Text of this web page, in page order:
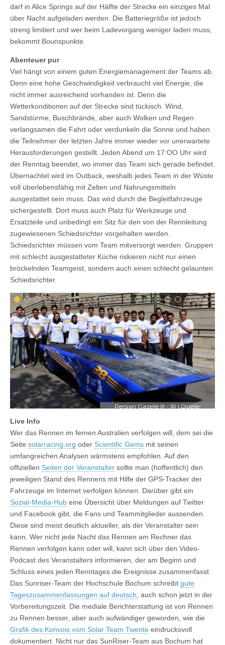
darf in Alice Springs auf der Hälfte der Strecke ein einziges Mal
über Nacht aufgeladen werden. Die Batteriegröße ist jedoch
streng limitiert und wer beim Ladevorgang weniger laden muss,
bekommt Bounspunkte.
Abenteuer pur
Viel hängt von einem guten Energiemanagement der Teams ab.
Denn eine hohe Geschwindigkeit verbraucht viel Energie, die
nicht immer ausreichend vorhanden ist. Denn die
Wetterkonditionen auf der Strecke sind tückisch. Wind,
Sandstürme, Buschbrände, aber auch Wolken und Regen
verlangsamen die Fahrt oder verdunkeln die Sonne und haben
die Teilnehmer der letzten Jahre immer wieder vor unerwartete
Herausforderungen gestellt. Jeden Abend um 17:OO Uhr wird
der Renntag beendet, wo immer das Team sich gerade befindet.
Übernachtet wird im Outback, weshalb jedes Team in der Wüste
voll überlebensfähig mit Zelten und Nahrungsmitteln
ausgestattet sein muss. Das wird durch die Begleitfahrzeuge
sichergestellt. Dort muss auch Platz für Werkzeuge und
Ersatzteile und unbedingt ein Sitz für den von der Rennleitung
zugewiesenen Schiedsrichter vorgehalten werden.
Schiedsrichter müssen vom Team mitversorgt werden. Gruppen
mit schlecht ausgestatteter Küche riskieren nicht nur einen
bröckelnden Teamgeist, sondern auch einen schlecht gelaunten
Schiedsrichter.
Persian Gazelle III - IR | Quelle:
Live Info
Wer das Rennen im fernen Australien verfolgen will, dem sei die
Seite solarracing.org oder Scientific Gems mit seinen
umfangreichen Analysen wärmstens empfohlen. Auf den
offiziellen Seiten der Veranstalter sollte man (hoffentlich) den
jeweiligen Stand des Rennens mit Hilfe der GPS-Tracker der
Fahrzeuge im Internet verfolgen können. Darüber gibt ein
Sozial-Media-Hub eine Übersicht über Meldungen auf Twitter
und Facebook gibt, die Fans und Teammitglieder aussenden.
Diese sind meist deutlich aktueller, als der Veranstalter sein
kann. Wer nicht jede Nacht das Rennen am Rechner das
Rennen verfolgen kann oder will, kann sich über den Video-
Podcast des Veranstalters informieren, der am Beginn und
Schluss eines jeden Renntages die Ereignisse zusammenfasst.
Das Sunriser-Team der Hochschule Bochum schreibt gute
Tageszusammenfassungen auf deutsch , auch schon jetzt in der
Vorbereitungszeit. Die mediale Berichterstattung ist von Rennen
zu Rennen besser, aber auch aufwändiger geworden, wie die
Grafik des Konvois vom Solar Team Twente eindrucksvoll
dokumentiert. Nicht nur das SunRiser-Team aus Bochum hat